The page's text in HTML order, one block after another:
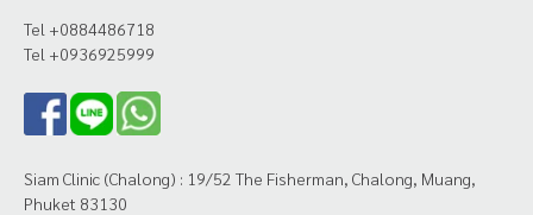
Tel +0884486718
Tel +0936925999
Siam Clinic (Chalong) : 19/52 The Fisherman, Chalong, Muang,
Phuket 83130